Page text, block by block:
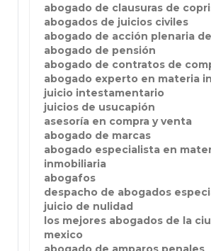
abogado de clausuras de
abogados de juicios civiles
abogado de acción plenaria
abogado de pensión
abogado de contratos de
abogado experto en materia
juicio intestamentario
juicios de usucapión
asesoría en compra y venta
abogado de marcas
abogado especialista en
inmobiliaria
abogafos
despacho de abogados
juicio de nulidad
los mejores abogados de la
mexico